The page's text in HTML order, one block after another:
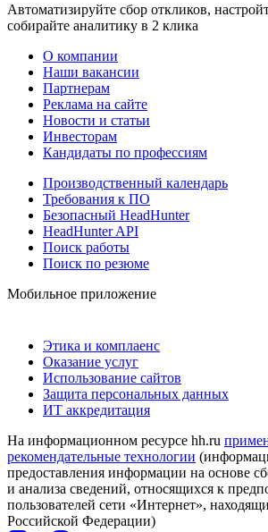
Автоматизируйте сбор откликов,
собирайте аналитику в 2 клика
О компании
Наши вакансии
Партнерам
Реклама на сайте
Новости и статьи
Инвесторам
Кандидаты по профессиям
Производственный календарь
Требования к ПО
Безопасный HeadHunter
HeadHunter API
Поиск работы
Поиск по резюме
Мобильное приложение
Этика и комплаенс
Оказание услуг
Использование сайтов
Защита персональных данных
ИТ аккредитация
На информационном ресурсе hh.ru
рекомендательные технологии
предоставления информации на основе
и анализа сведений, относящихся к
пользователей сети «Интернет»,
Российской Федерации)